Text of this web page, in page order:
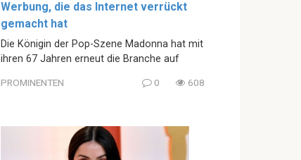
Werbung, die das Internet verrückt
gemacht hat
Die Königin der Pop-Szene Madonna hat mit
ihren 67 Jahren erneut die Branche auf
PROMINENTEN 0 608